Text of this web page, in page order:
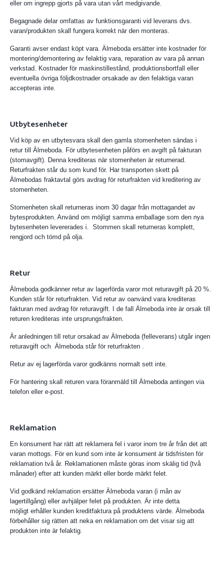
eller om ingrepp gjorts på vara utan vårt medgivande.
Begagnade delar omfattas av funktionsgaranti vid leverans dvs.
varan/produkten skall fungera korrekt när den monteras.
Garanti avser endast köpt vara. Älmeboda ersätter inte kostnader för
montering/demontering av felaktig vara, reparation av vara på annan
verkstad. Kostnader för maskinstillestånd, produktionsbortfall eller
eventuella övriga följdkostnader orsakade av den felaktiga varan
accepteras inte.
Utbytesenheter
Vid köp av en utbytesvara skall den gamla stomenheten sändas i
retur till Älmeboda. För utbytesenheten påförs en avgift på fakturan
(stomavgift). Denna krediteras när stomenheten är returnerad.
Returfrakten står du som kund för. Har transporten skett på
Älmebodas fraktavtal görs avdrag för returfrakten vid kreditering av
stomenheten.
Stomenheten skall returneras inom 30 dagar från mottagandet av
bytesprodukten. Använd om möjligt samma emballage som den nya
bytesenheten levererades i. Stommen skall returneras komplett,
rengjord och tömd på olja.
Retur
Älmeboda godkänner retur av lagerförda varor mot returavgift på 20 %.
Kunden står för returfrakten. Vid retur av oanvänd vara krediteras
fakturan med avdrag för returavgift. I de fall Älmeboda inte är orsak till
returen krediteras inte ursprungsfrakten.
Är anledningen till retur orsakad av Älmeboda (felleverans) utgår ingen
returavgift och Älmeboda står för returfrakten .
Retur av ej lagerförda varor godkänns normalt sett inte.
För hantering skall returen vara föranmäld till Älmeboda antingen via
telefon eller e-post.
Reklamation
En konsument har rätt att reklamera fel i varor inom tre år från det att
varan mottogs. För en kund som inte är konsument är tidsfristen för
reklamation två år. Reklamationen måste göras inom skälig tid (två
månader) efter att kunden märkt eller borde märkt felet.
Vid godkänd reklamation ersätter Älmeboda varan (i mån av
lagertillgång) eller avhjälper felet på produkten. Är inte detta
möjligt erhåller kunden kreditfaktura på produktens värde. Älmeboda
förbehåller sig rätten att neka en reklamation om det visar sig att
produkten inte är felaktig.